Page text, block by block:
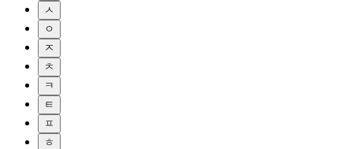
ㅅ
ㅇ
ㅈ
ㅊ
ㅋ
ㅌ
ㅍ
ㅎ